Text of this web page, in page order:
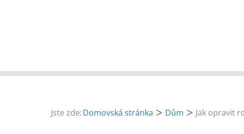
Jste zde:Domovská stránka Dům Jak opravit